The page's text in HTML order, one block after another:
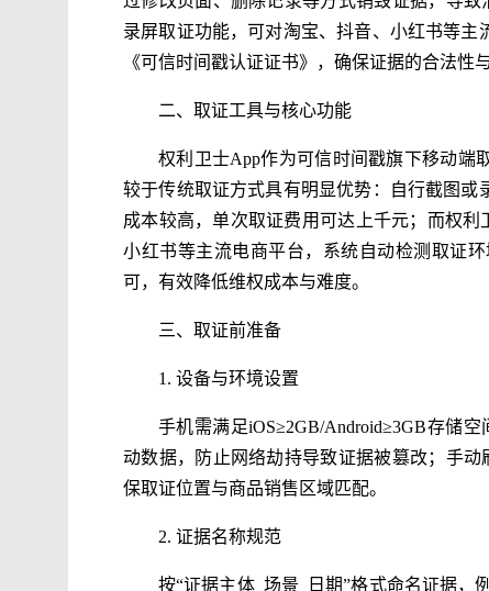
录屏取证功能，可对淘宝、抖音、小红书等
《可信时间戳认证证书》，确保证据的合法性
二、取证工具与核心功能
权利卫士App作为可信时间戳旗下移动端
较于传统取证方式具有明显优势：自行截图或
成本较高，单次取证费用可达上千元；而权利
小红书等主流电商平台，系统自动检测取证
可，有效降低维权成本与难度。
三、取证前准备
1. 设备与环境设置
手机需满足iOS≥2GB/Android≥3GB存储
动数据，防止网络劫持导致证据被篡改；手
保取证位置与商品销售区域匹配。
2. 证据名称规范
按“证据主体_场景_日期”格式命名证据，